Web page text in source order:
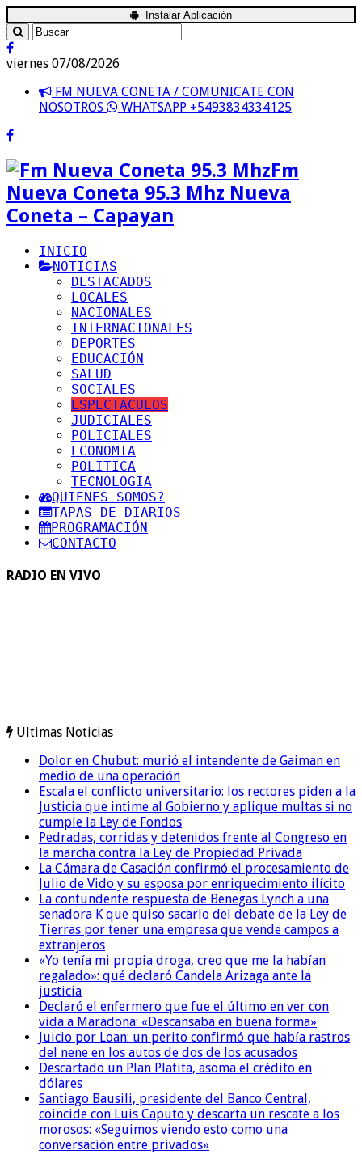
Instalar Aplicación
viernes 07/08/2026
FM NUEVA CONETA / COMUNICATE CON
NOSOTROS
WHATSAPP +5493834334125
Fm
Nueva Coneta 95.3 Mhz Nueva
Coneta – Capayan
INICIO
NOTICIAS
DESTACADOS
LOCALES
NACIONALES
INTERNACIONALES
DEPORTES
EDUCACIÓN
SALUD
SOCIALES
ESPECTACULOS
JUDICIALES
POLICIALES
ECONOMIA
POLITICA
TECNOLOGIA
QUIENES SOMOS?
TAPAS DE DIARIOS
PROGRAMACIÓN
CONTACTO
RADIO EN VIVO
Ultimas Noticias
Dolor en Chubut: murió el intendente de Gaiman en
medio de una operación
Escala el conflicto universitario: los rectores piden a la
Justicia que intime al Gobierno y aplique multas si no
cumple la Ley de Fondos
Pedradas, corridas y detenidos frente al Congreso en
la marcha contra la Ley de Propiedad Privada
La Cámara de Casación confirmó el procesamiento de
Julio de Vido y su esposa por enriquecimiento ilícito
La contundente respuesta de Benegas Lynch a una
senadora K que quiso sacarlo del debate de la Ley de
Tierras por tener una empresa que vende campos a
extranjeros
«Yo tenía mi propia droga, creo que me la habían
regalado»: qué declaró Candela Arizaga ante la
justicia
Declaró el enfermero que fue el último en ver con
vida a Maradona: «Descansaba en buena forma»
Juicio por Loan: un perito confirmó que había rastros
del nene en los autos de dos de los acusados
Descartado un Plan Platita, asoma el crédito en
dólares
Santiago Bausili, presidente del Banco Central,
coincide con Luis Caputo y descarta un rescate a los
morosos: «Seguimos viendo esto como una
conversación entre privados»